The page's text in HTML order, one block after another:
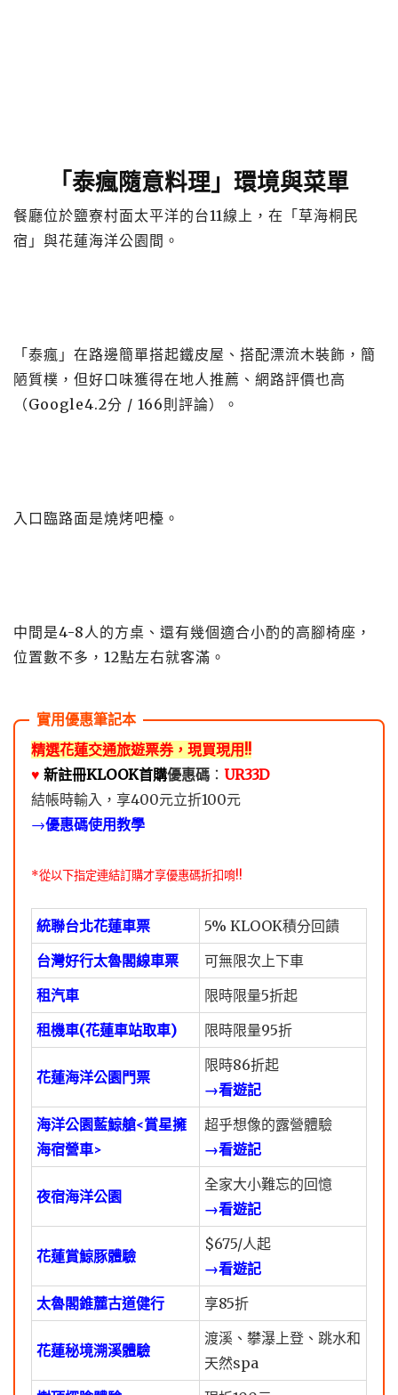
「泰瘋隨意料理」環境與菜單
餐廳位於鹽寮村面太平洋的台11線上，在「草海桐民
宿」與花蓮海洋公園間。
「泰瘋」在路邊簡單搭起鐵皮屋、搭配漂流木裝飾，簡
陋質樸，但好口味獲得在地人推薦、網路評價也高
（Google4.2分 / 166則評論）。
入口臨路面是燒烤吧檯。
中間是4-8人的方桌、還有幾個適合小酌的高腳椅座，
位置數不多，12點左右就客滿。
精選花蓮交通旅遊票券，現買現用!!
♥️ 新註冊KLOOK首購優惠碼 ： UR33D
結帳時輸入，享400元立折100元
→優惠碼使用教學
*從以下指定連結訂購才享優惠碼折扣唷!!
統聯台北花蓮車票
5% KLOOK積分回饋
台灣好行太魯閣線車票
可無限次上下車
租汽車
限時限量5折起
租機車(花蓮車站取車)
限時限量95折
花蓮海洋公園門票
限時86折起
→看遊記
海洋公園藍鯨艙<賞星擁
海宿營車>
超乎想像的露營體驗
→看遊記
夜宿海洋公園
全家大小難忘的回憶
→看遊記
花蓮賞鯨豚體驗
$675/人起
→看遊記
太魯閣錐麓古道健行
享85折
花蓮秘境溯溪體驗
渡溪、攀瀑上登、跳水和
天然spa